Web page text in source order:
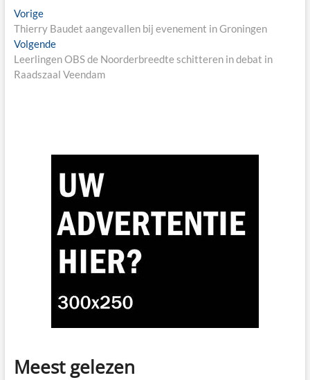
Berichtnavigatie
VorigePrevious
post:
Thierry Baudet aangevallen bij evenement in Groningen
VolgendeNext
post:
Leerlingen OBS de Noorderbreedte schitteren in debat in
Raadszaal Veendam
Meest gelezen